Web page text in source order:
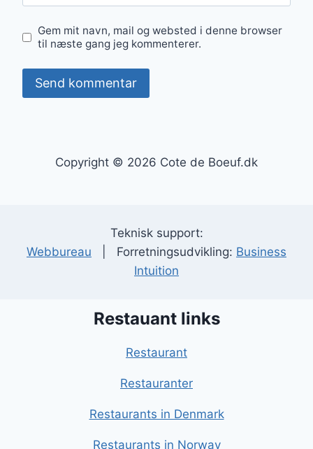
Gem mit navn, mail og websted i denne browser
til næste gang jeg kommenterer.
Copyright © 2026 Cote de Boeuf.dk
Teknisk support:
Webbureau | Forretningsudvikling: Business
Intuition
Restauant links
Restaurant
Restauranter
Restaurants in Denmark
Restaurants in Norway